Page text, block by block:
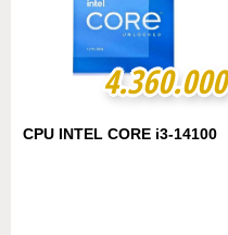
4.360.000
4.360.000
CPU INTEL CORE i3-14100